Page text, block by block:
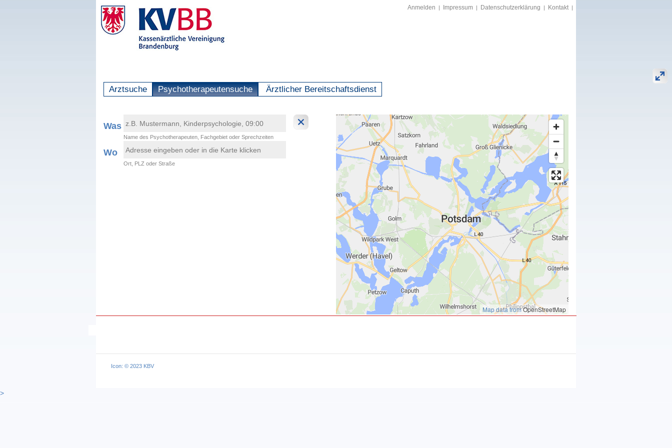
Anmelden | Impressum | Datenschutzerklärung | Kontakt |
Arztsuche Psychotherapeutensuche Ärztlicher Bereitschaftsdienst
Was
Name des Psychotherapeuten, Fachgebiet oder Sprechzeiten
Wo
Ort, PLZ oder Straße
Map data fromOpenStreetMap
Icon: © 2023 KBV
>